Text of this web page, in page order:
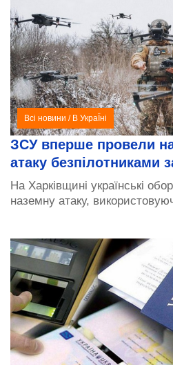
Всі новини / В УкраЇні
ЗСУ вперше провели
атаку безпілотниками
На Харківщині українські
наземну атаку,